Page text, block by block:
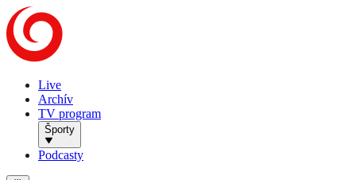
Live
Archív
TV program
Športy
Podcasty